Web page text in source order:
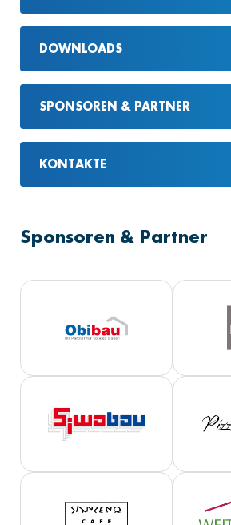
DOWNLOADS
SPONSOREN & PARTNER
KONTAKTE
Sponsoren & Partner